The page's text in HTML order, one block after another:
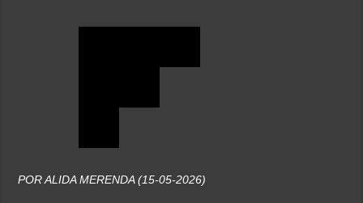
POR ALIDA MERENDA (15-05-2026)